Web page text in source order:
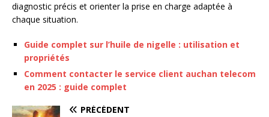
diagnostic précis et orienter la prise en charge adaptée à
chaque situation.
Guide complet sur l’huile de nigelle : utilisation et
propriétés
Comment contacter le service client auchan telecom
en 2025 : guide complet
PRÉCÉDENT